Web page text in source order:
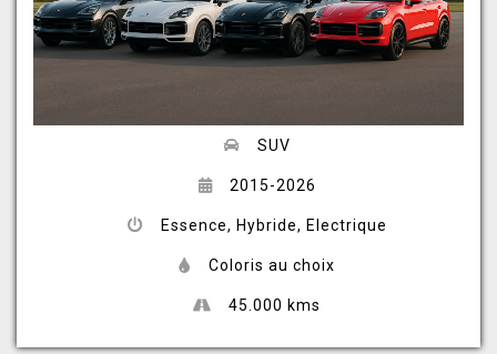
SUV
2015-2026
Essence, Hybride, Electrique
Coloris au choix
45.000 kms